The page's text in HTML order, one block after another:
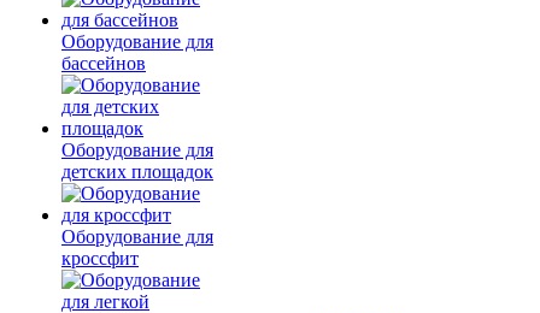
Оборудование для
бассейнов
Оборудование для
детских площадок
Оборудование для
кроссфит